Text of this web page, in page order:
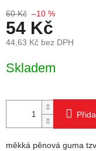
60 Kč –10 %
54 Kč
44,63 Kč bez DPH
Skladem
měkká pěnová guma